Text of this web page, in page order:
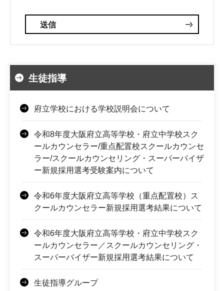
生徒指導
府立学校における学校説明会について
令和8年度大阪府立高等学校・府立中学校スク
ールカウンセラー/重点配置校スクールカウンセ
ラー/スクールカウンセリング・スーパーバイザ
ー新規採用選考受験案内について
令和6年度大阪府立高等学校（重点配置校）ス
クールカウンセラー新規採用選考結果について
令和6年度大阪府立高等学校・府立中学校スク
ールカウンセラー／スクールカウンセリング・
スーパーバイザー新規採用選考結果について
生徒指導グループ